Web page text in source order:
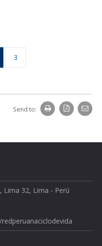
3
Send to:
Lima 32, Lima - Perú